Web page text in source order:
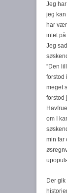
Jeg
jeg kan
har
intet
Jeg
”Den
forstod
meget
forstod
om I
min far
Der